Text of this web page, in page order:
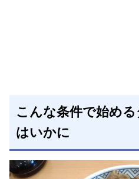
こんな条件で始め
はいかに